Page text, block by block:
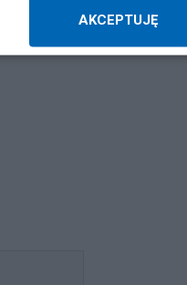
AKCEPTUJĘ